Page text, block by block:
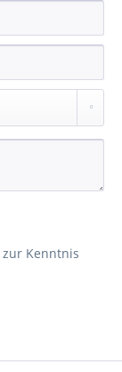
zur Kenntnis